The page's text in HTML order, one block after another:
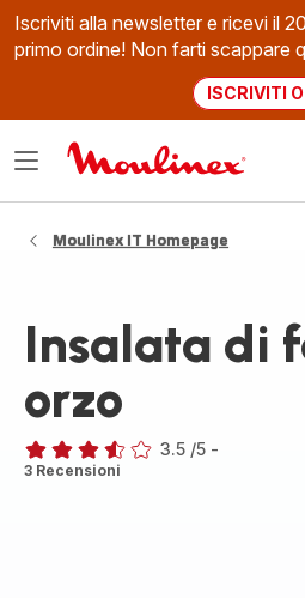
Iscriviti alla newsletter e ricevi il
primo ordine! Non farti scappare
ISCRIVITI
Apri
Moulinex IT Homepage
Insalata di
orzo
ratings.3.5
3.5 /5 -
3 Recensioni